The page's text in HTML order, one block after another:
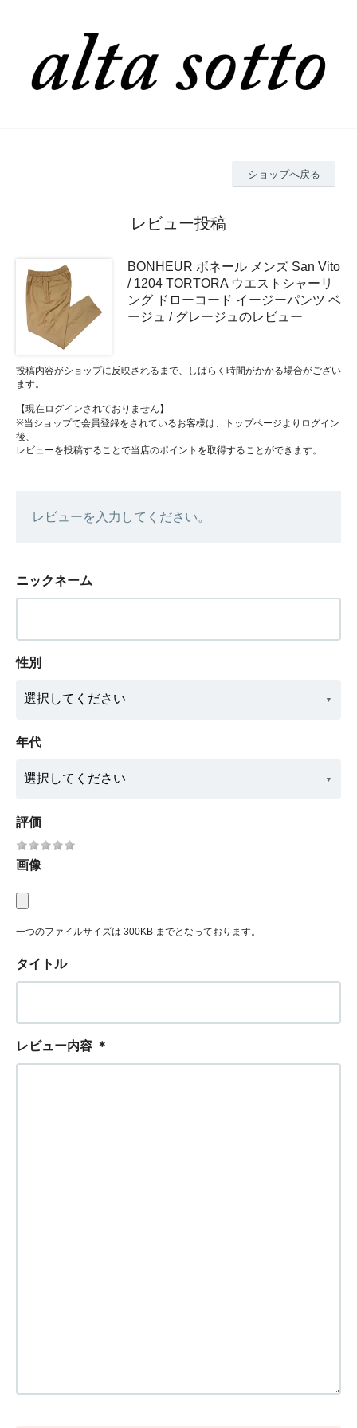
ショップへ戻る
レビュー投稿
BONHEUR ボネール メンズ San Vito
/ 1204 TORTORA ウエストシャーリ
ング ドローコード イージーパンツ ベ
ージュ / グレージュのレビュー
投稿内容がショップに反映されるまで、しばらく時間がかかる場合がござい
ます。
【現在ログインされておりません】
※当ショップで会員登録をされているお客様は、トップページよりログイン
後、
レビューを投稿することで当店のポイントを取得することができます。
レビューを入力してください。
ニックネーム
性別
年代
評価
画像
一つのファイルサイズは 300KB までとなっております。
タイトル
レビュー内容 ＊